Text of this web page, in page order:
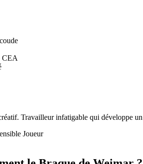
CEA
Travailleur infatigable qui développe
Joueur